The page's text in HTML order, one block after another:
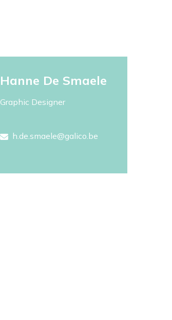
Hanne De Smaele
Graphic Designer
h.de.smaele@galico.be